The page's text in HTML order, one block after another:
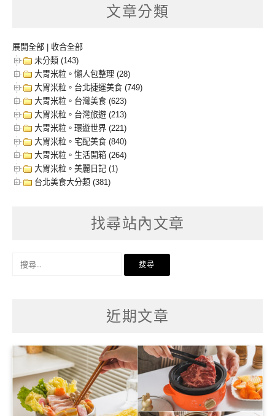
文章分類
展開全部 | 收合全部
未分類 (143)
大胃米粒。懶人包整理 (28)
大胃米粒。台北捷運美食 (749)
大胃米粒。台灣美食 (623)
大胃米粒。台灣旅遊 (213)
大胃米粒。環遊世界 (221)
大胃米粒。宅配美食 (840)
大胃米粒。生活開箱 (264)
大胃米粒。美麗日記 (1)
台北美食大分類 (381)
找尋站內文章
近期文章